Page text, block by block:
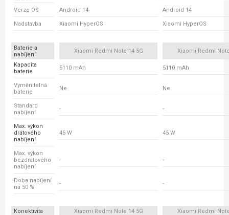
Verze OS Android 14 Android 14
Nadstavba Xiaomi HyperOS Xiaomi HyperOS
Baterie a
nabíjení
Xiaomi Redmi Note 14 5G Xiaomi Redmi
Kapacita
baterie
5110 mAh 5110 mAh
Vyměnitelná
baterie
Ne Ne
Standard
nabíjení
- -
Max. výkon
drátového
nabíjení
45 W 45 W
Max. výkon
bezdrátového
nabíjení
- -
Doba nabíjení
na 50 %
- -
Konektivita Xiaomi Redmi Note 14 5G
Xiaomi Redmi